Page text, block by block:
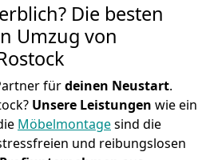
Die besten
Umzug von
fürdeinen Neustart.
Unsere Leistungen wie ein
Möbelmontagesind die
und reibungslosen